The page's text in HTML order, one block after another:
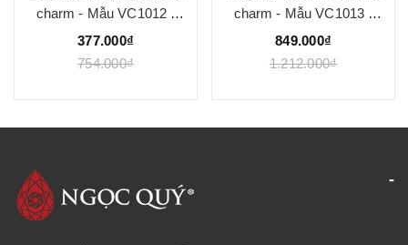
charm - Mẫu VC1012 -
Ngọc Quý
377.000₫
754.000₫
charm - Mẫu VC1013 -
Ngọc Quý
849.000₫
1.212.000₫